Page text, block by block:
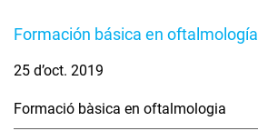
Formación básica en oftalmología
25 d’oct. 2019
Formació bàsica en oftalmologia